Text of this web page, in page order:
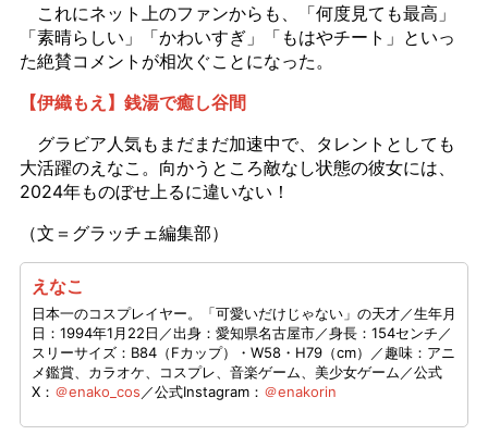
これにネット上のファンからも、「何度見ても最高」
「素晴らしい」「かわいすぎ」「もはやチート」といっ
た絶賛コメントが相次ぐことになった。
【伊織もえ】銭湯で癒し谷間
グラビア人気もまだまだ加速中で、タレントとしても
大活躍のえなこ。向かうところ敵なし状態の彼女には、
2024年ものぼせ上るに違いない！
（文＝グラッチェ編集部）
えなこ
日本一のコスプレイヤー。「可愛いだけじゃない」の天才／生年月
日：1994年1月22日／出身：愛知県名古屋市／身長：154センチ／
スリーサイズ：B84（Fカップ）・W58・H79（cm）／趣味：アニ
メ鑑賞、カラオケ、コスプレ、音楽ゲーム、美少女ゲーム／公式
X： ＠enako_cos ／公式Instagram： ＠enakorin